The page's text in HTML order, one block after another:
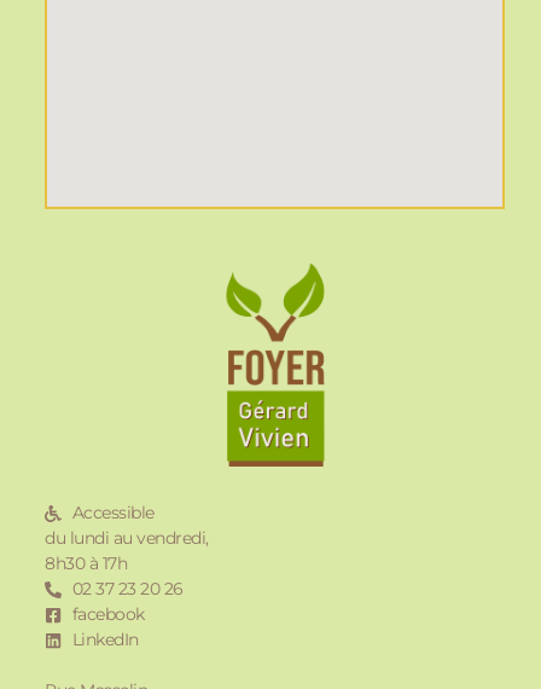
Accessible
du lundi au vendredi,
8h30 à 17h
02 37 23 20 26
facebook
LinkedIn